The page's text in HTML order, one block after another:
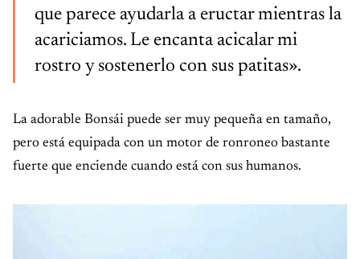
que parece ayudarla a eructar mientras la
acariciamos. Le encanta acicalar mi
rostro y sostenerlo con sus patitas».
La adorable Bonsái puede ser muy pequeña en tamaño,
pero está equipada con un motor de ronroneo bastante
fuerte que enciende cuando está con sus humanos.